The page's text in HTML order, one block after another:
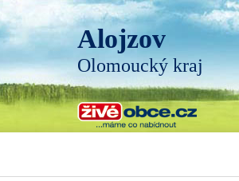
Alojzov
Olomoucký kraj